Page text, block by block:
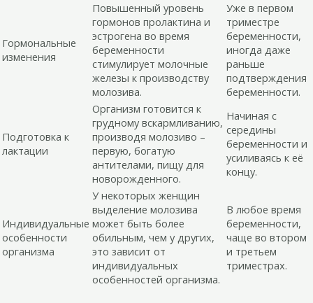
Гормональные
изменения
Повышенный уровень
гормонов пролактина и
эстрогена во время
беременности
стимулирует молочные
железы к производству
молозива.
Уже в первом
триместре
беременности,
иногда даже
раньше
подтверждения
беременности.
Подготовка к
лактации
Организм готовится к
грудному вскармливанию,
производя молозиво –
первую, богатую
антителами, пищу для
новорожденного.
Начиная с
середины
беременности и
усиливаясь к её
концу.
Индивидуальные
особенности
организма
У некоторых женщин
выделение молозива
может быть более
обильным, чем у других,
это зависит от
индивидуальных
особенностей организма.
В любое время
беременности,
чаще во втором
и третьем
триместрах.